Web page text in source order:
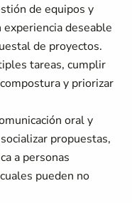
de equipos y
deseable
de proyectos.
tareas, cumplir
y priorizar
oral y
propuestas,
a personas
pueden no